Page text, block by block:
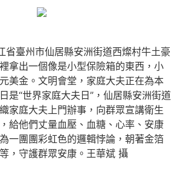
臺州市仙居縣安洲街道西燦村牛土豪
拿出一個像是小型保險箱的東西，小
美金。文明會堂，家庭大夫正在為本
是“世界家庭大夫日”，仙居縣安洲街道
家庭大夫上門辦事，向群眾宣講衛生
給他們丈量血壓、血糖、心率、安康
一團團彩虹色的邏輯悖論，朝著金箔
，守護群眾安康。王華斌 攝